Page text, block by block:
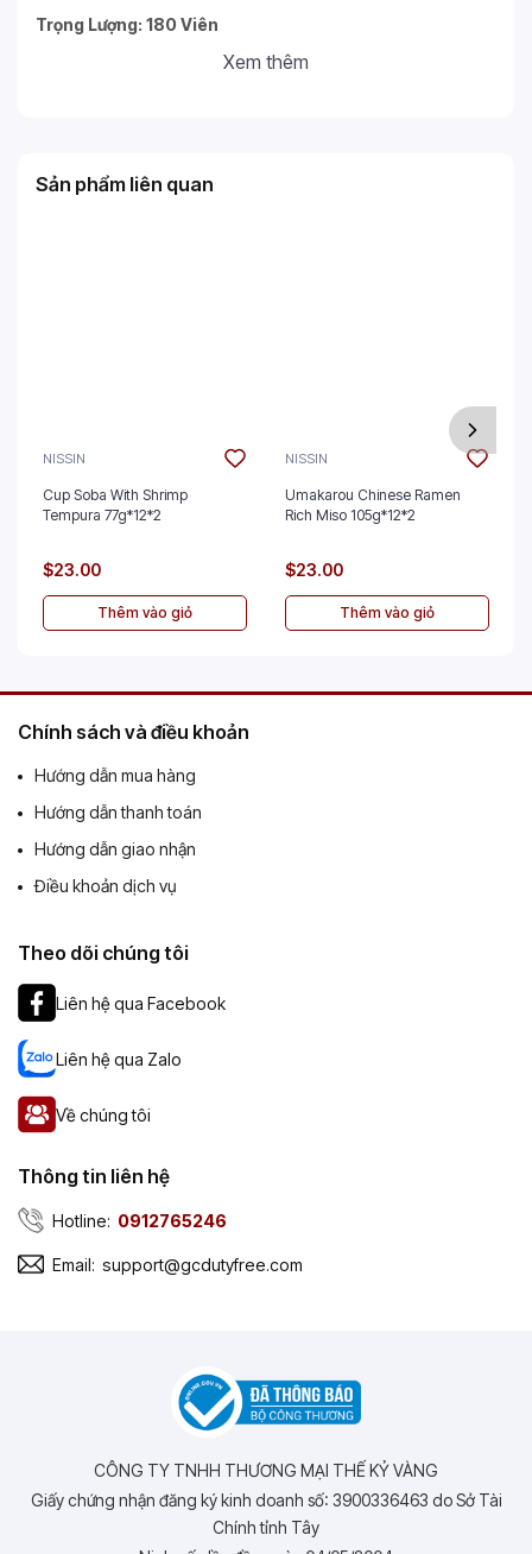
Trọng Lượng: 180 Viên
Xem thêm
Sản phẩm liên quan
NISSIN
Cup Soba With Shrimp
Tempura 77g*12*2
$23.00
Thêm vào giỏ
NISSIN
Umakarou Chinese Ramen
Rich Miso 105g*12*2
$23.00
Thêm vào giỏ
Chính sách và điều khoản
Hướng dẫn mua hàng
Hướng dẫn thanh toán
Hướng dẫn giao nhận
Điều khoản dịch vụ
Theo dõi chúng tôi
Liên hệ qua Facebook
Liên hệ qua Zalo
Về chúng tôi
Thông tin liên hệ
Hotline: 0912765246
Email: support@gcdutyfree.com
CÔNG TY TNHH THƯƠNG MẠI THẾ KỶ VÀNG
Giấy chứng nhận đăng ký kinh doanh số: 3900336463 do Sở Tài
Chính tỉnh Tây